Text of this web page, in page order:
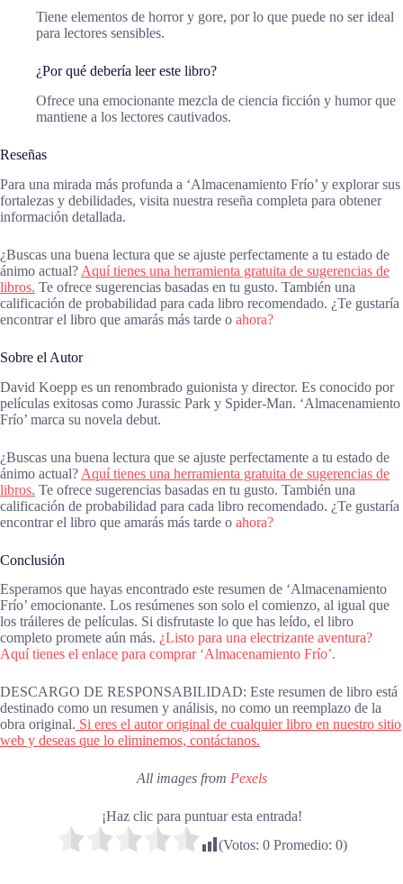
Tiene elementos de horror y gore, por lo que puede no ser ideal
para lectores sensibles.
¿Por qué debería leer este libro?
Ofrece una emocionante mezcla de ciencia ficción y humor que
mantiene a los lectores cautivados.
Reseñas
Para una mirada más profunda a ‘Almacenamiento Frío’ y explorar sus
fortalezas y debilidades, visita nuestra reseña completa para obtener
información detallada.
¿Buscas una buena lectura que se ajuste perfectamente a tu estado de
ánimo actual? Aquí tienes una herramienta gratuita de sugerencias de
libros. Te ofrece sugerencias basadas en tu gusto. También una
calificación de probabilidad para cada libro recomendado. ¿Te gustaría
encontrar el libro que amarás más tarde o ahora?
Sobre el Autor
David Koepp es un renombrado guionista y director. Es conocido por
películas exitosas como Jurassic Park y Spider-Man. ‘Almacenamiento
Frío’ marca su novela debut.
¿Buscas una buena lectura que se ajuste perfectamente a tu estado de
ánimo actual? Aquí tienes una herramienta gratuita de sugerencias de
libros. Te ofrece sugerencias basadas en tu gusto. También una
calificación de probabilidad para cada libro recomendado. ¿Te gustaría
encontrar el libro que amarás más tarde o ahora?
Conclusión
Esperamos que hayas encontrado este resumen de ‘Almacenamiento
Frío’ emocionante. Los resúmenes son solo el comienzo, al igual que
los tráileres de películas. Si disfrutaste lo que has leído, el libro
completo promete aún más. ¿Listo para una electrizante aventura?
Aquí tienes el enlace para comprar ‘Almacenamiento Frío’.
DESCARGO DE RESPONSABILIDAD: Este resumen de libro está
destinado como un resumen y análisis, no como un reemplazo de la
obra original. Si eres el autor original de cualquier libro en nuestro sitio
web y deseas que lo eliminemos, contáctanos.
All images from Pexels
¡Haz clic para puntuar esta entrada!
(Votos: 0Promedio: 0)